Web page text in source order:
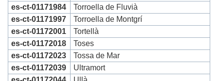
es-ct-01171984
Torroella de Fluvià
es-ct-01171997
Torroella de Montgrí
es-ct-01172001
Tortellà
es-ct-01172018
Toses
es-ct-01172023
Tossa de Mar
es-ct-01172039
Ultramort